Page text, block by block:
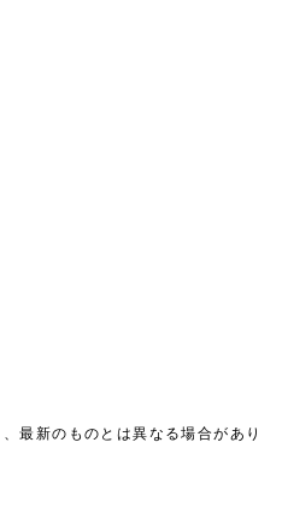
最新のものとは異なる場合があり